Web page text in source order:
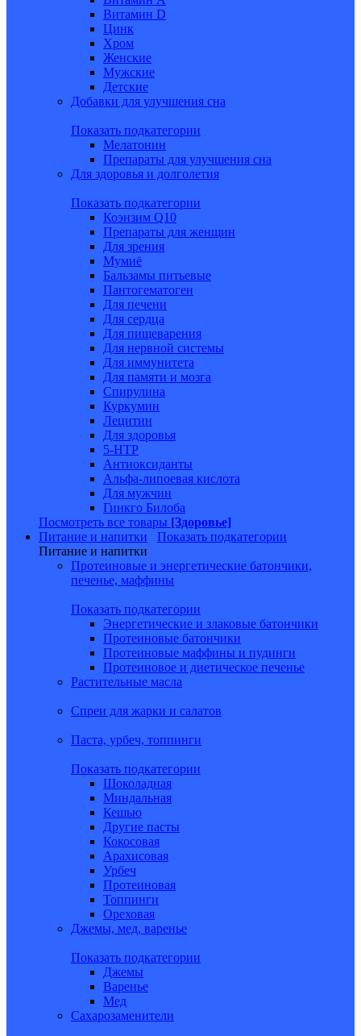
Витамин D
Цинк
Хром
Женские
Мужские
Детские
Добавки для улучшения сна
Показать подкатегории
Мелатонин
Препараты для улучшения сна
Для здоровья и долголетия
Показать подкатегории
Коэнзим Q10
Препараты для женщин
Для зрения
Мумиё
Бальзамы питьевые
Пантогематоген
Для печени
Для сердца
Для пищеварения
Для нервной системы
Для иммунитета
Для памяти и мозга
Спирулина
Куркумин
Лецитин
Для здоровья
5-HTP
Антиоксиданты
Альфа-липоевая кислота
Для мужчин
Гинкго Билоба
Посмотреть все товары [Здоровье]
Питание и напитки
Показать подкатегории
Питание и напитки
Протеиновые и энергетические батончики,
печенье, маффины
Показать подкатегории
Энергетические и злаковые батончики
Протеиновые батончики
Протеиновые маффины и пудинги
Протеиновое и диетическое печенье
Растительные масла
Спреи для жарки и салатов
Паста, урбеч, топпинги
Показать подкатегории
Шоколадная
Миндальная
Кешью
Другие пасты
Кокосовая
Арахисовая
Урбеч
Протеиновая
Топпинги
Ореховая
Джемы, мед, варенье
Показать подкатегории
Джемы
Варенье
Мед
Сахарозаменители